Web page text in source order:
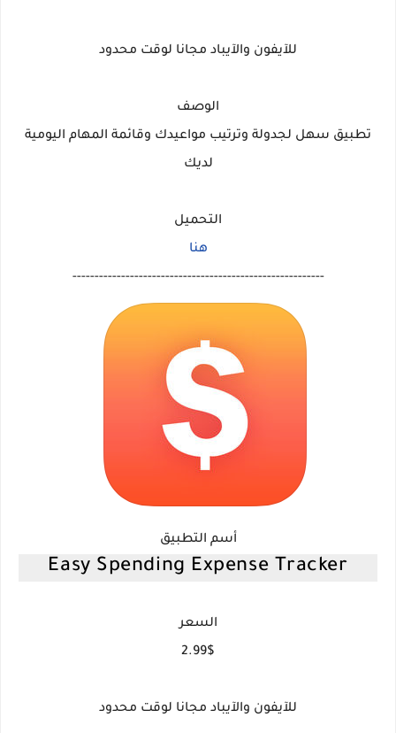
للآيفون والآيباد مجانا لوقت محدود
الوصف
تطبيق سهل لجدولة وترتيب مواعيدك وقائمة المهام اليومية
لديك
التحميل
هنا
---------------------------------------------------------
أسم التطبيق
Easy Spending Expense Tracker
السعر
2.99$
للآيفون والآيباد مجانا لوقت محدود